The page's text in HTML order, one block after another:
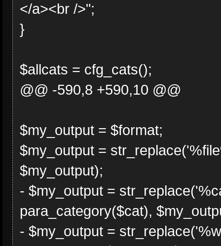
</a><br />";
}
$allcats = cfg_cats();
@@ -590,8 +590,10 @@
$my_output = $format;
$my_output =
$my_output);
- $my_output =
para_category($cat),
- $my_output =